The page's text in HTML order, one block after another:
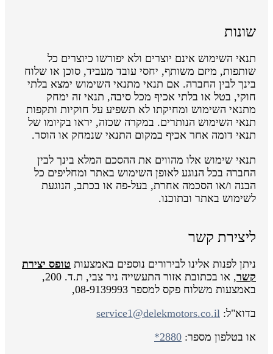
שונות
תנאי השימוש אינם יוצרים ולא יפורשו כיוצרים כל
שותפות, מיזם משותף, יחסי עובד מעביד, סוכן או שלוח
בינך לבין החברה. אם תנאי מתנאי השימוש ימצא בלתי
חוקי, בטל או בלתי אכיף מכל סיבה, תנאי זה ימחק
מתנאי השימוש ומחיקתו לא תשפיע על חוקיות ותקפות
תנאי השימוש הנותרים. במקרה שכזה, יראו בקיומו של
תנאי דומה אחר אכיף במקום התנאי שנמחק או הוסר.
תנאי שימוש אלו מהווים את ההסכם המלא בינך לבין
החברה בכל הנוגע לאופן השימוש באתר ומחליפים כל
הבנה ו/או הסכמה אחרת, בעל-פה או בכתב, הנוגעת
לשימוש באתר ובתוכנו.
ליצירת קשר
ניתן לפנות אלינו לבירורים נוספים באמצעות טופס יצירת
קשר
, או בכתובת אזור התעשייה ניר צבי, ת.ד. 200,
באמצעות משלוח פקס למספר 08-9139993,
בדוא"ל:service1@delekmotors.co.il
או בטלפון מספר: *2880